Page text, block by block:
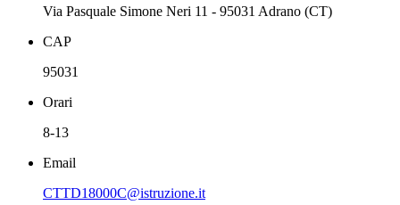
Via Pasquale Simone Neri 11 - 95031 Adrano (CT)
CAP
95031
Orari
8-13
Email
CTTD18000C@istruzione.it